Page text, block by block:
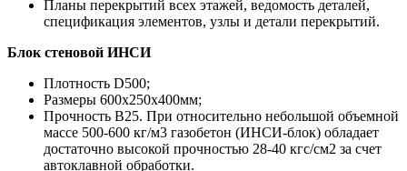
Планы перекрытий всех этажей, ведомость деталей,
спецификация элементов, узлы и детали перекрытий.
Блок стеновой ИНСИ
Плотность D500;
Размеры 600х250х400мм;
Прочность B25. При относительно небольшой объемной
массе 500-600 кг/м3 газобетон (ИНСИ-блок) обладает
достаточно высокой прочностью 28-40 кгс/см2 за счет
автоклавной обработки.